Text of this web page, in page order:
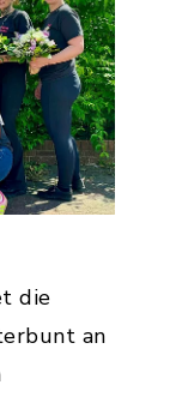
die
an